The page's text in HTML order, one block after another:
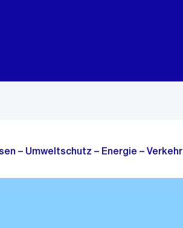
– Umweltschutz – Energie – Verkehr